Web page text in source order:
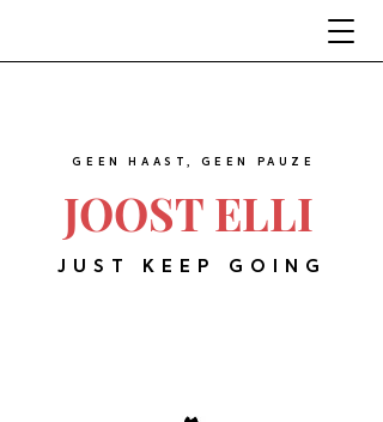
JOOST ELLI
GEEN HAAST, GEEN PAUZE
JUST KEEP GOING